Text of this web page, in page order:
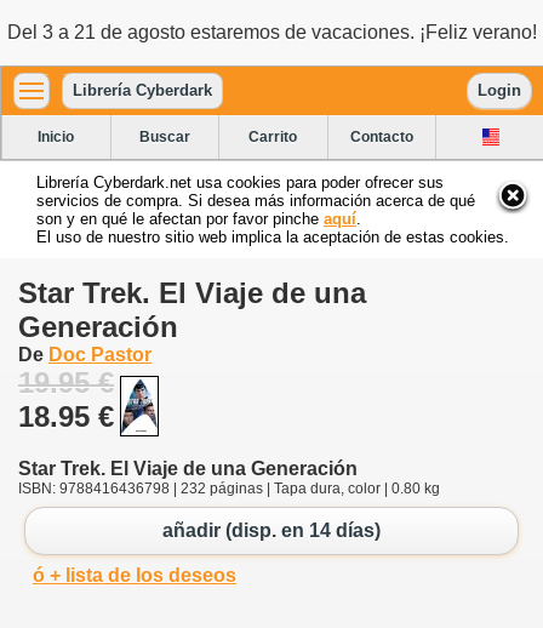
Del 3 a 21 de agosto estaremos de vacaciones. ¡Feliz verano!
Librería Cyberdark Login
Inicio Buscar Carrito Contacto
Librería Cyberdark.net usa cookies para poder ofrecer sus
servicios de compra. Si desea más información acerca de qué
son y en qué le afectan por favor pinche aquí
El uso de nuestro sitio web implica la aceptación de estas cookies.
Star Trek. El Viaje de una
Generación
De Doc Pastor
19.95 €
18.95 €
Star Trek. El Viaje de una Generación
ISBN: 9788416436798 | 232 páginas | Tapa dura, color | 0.80 kg
añadir (disp. en 14 días)
ó + lista de los deseos